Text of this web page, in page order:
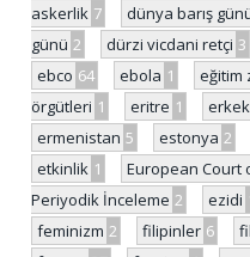
askerlik 7 dünya barış
günü 2 dürzi vicdani retçi 3
ebco 64 ebola 1 eğitim
örgütleri 1 eritre 1
ermenistan 5 estonya 2
etkinlik 1 European Court
Periyodik İnceleme 2 ezidi
feminizm 2 filipinler 6